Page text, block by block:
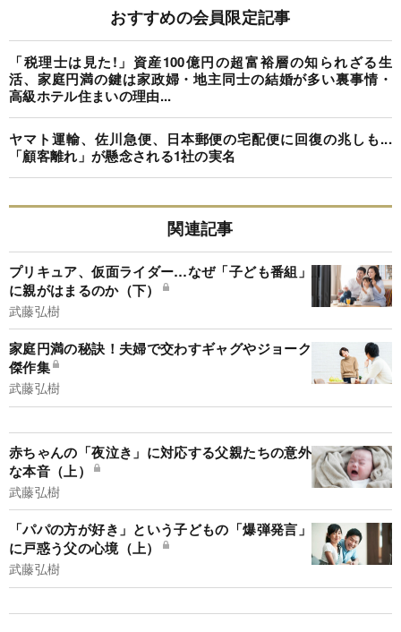
おすすめの会員限定記事
「税理士は見た!」資産100億円の超富裕層の知られざる生
活、家庭円満の鍵は家政婦・地主同士の結婚が多い裏事情・
高級ホテル住まいの理由...
ヤマト運輸、佐川急便、日本郵便の宅配便に回復の兆しも...
「顧客離れ」が懸念される1社の実名
関連記事
プリキュア、仮面ライダー…なぜ「子ども番組」
に親がはまるのか（下）
武藤弘樹
家庭円満の秘訣！夫婦で交わすギャグやジョーク
傑作集
武藤弘樹
赤ちゃんの「夜泣き」に対応する父親たちの意外
な本音（上）
武藤弘樹
「パパの方が好き」という子どもの「爆弾発言」
に戸惑う父の心境（上）
武藤弘樹